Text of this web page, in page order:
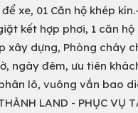
xe, 01 Căn hộ khép
kết hợp phơi, 1 căn
xây dựng, Phòng cháy
ngày đêm, ưu tiên
lô, vuông vắn bao
LAND - PHỤC